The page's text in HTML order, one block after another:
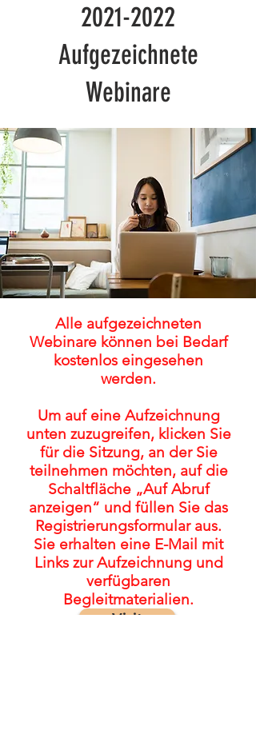
2021-2022
Aufgezeichnete
Webinare
Alle aufgezeichneten
Webinare können bei Bedarf
kostenlos eingesehen
werden.
Um auf eine Aufzeichnung
unten zuzugreifen, klicken Sie
für die Sitzung, an der Sie
teilnehmen möchten, auf die
Schaltfläche „Auf Abruf
anzeigen“ und füllen Sie das
Registrierungsformular aus.
Sie erhalten eine E-Mail mit
Links zur Aufzeichnung und
verfügbaren
Begleitmaterialien.
Visit